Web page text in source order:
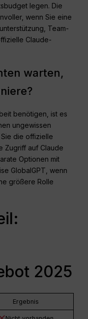
legen. Die
wenn Sie eine
Team-
Claude-
warten,
benötigen, ist es
ungewissen
die offizielle
Zugriff auf Claude
Optionen mit
GlobalGPT, wenn
größere Rolle
2025
Ergebnis